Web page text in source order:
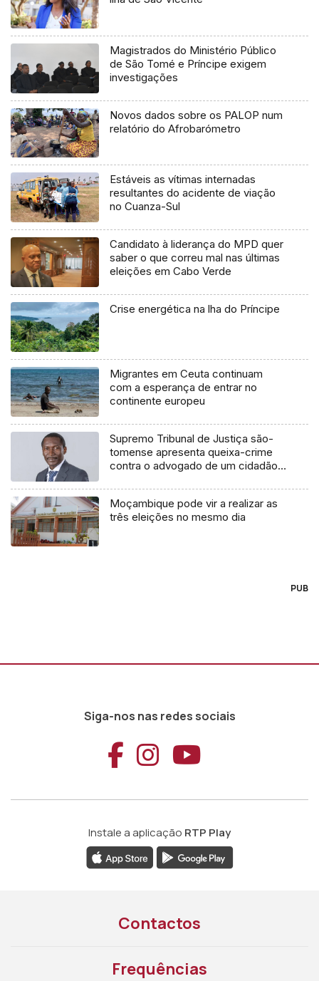
Magistrados do Ministério Público
de São Tomé e Príncipe exigem
investigações
Novos dados sobre os PALOP num
relatório do Afrobarómetro
Estáveis as vítimas internadas
resultantes do acidente de viação
no Cuanza-Sul
Candidato à liderança do MPD quer
saber o que correu mal nas últimas
eleições em Cabo Verde
Crise energética na lha do Príncipe
Migrantes em Ceuta continuam
com a esperança de entrar no
continente europeu
Supremo Tribunal de Justiça são-
tomense apresenta queixa-crime
contra o advogado de um cidadão
Moçambique pode vir a realizar as
três eleições no mesmo dia
PUB
Siga-nos nas redes sociais
Aceder ao
Aceder ao
Aceder
Instale a aplicação RTP Play
Contactos
Frequências